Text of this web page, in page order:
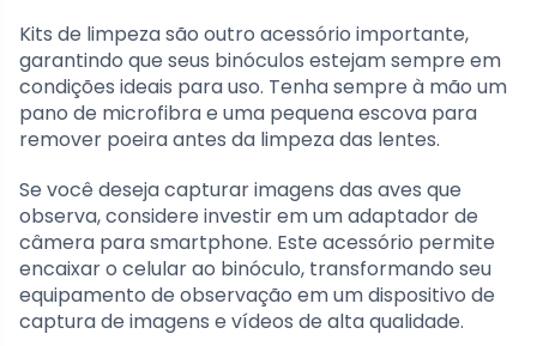
Kits de limpeza são outro acessório importante,
garantindo que seus binóculos estejam sempre em
condições ideais para uso. Tenha sempre à mão um
pano de microfibra e uma pequena escova para
remover poeira antes da limpeza das lentes.
Se você deseja capturar imagens das aves que
observa, considere investir em um adaptador de
câmera para smartphone. Este acessório permite
encaixar o celular ao binóculo, transformando seu
equipamento de observação em um dispositivo de
captura de imagens e vídeos de alta qualidade.